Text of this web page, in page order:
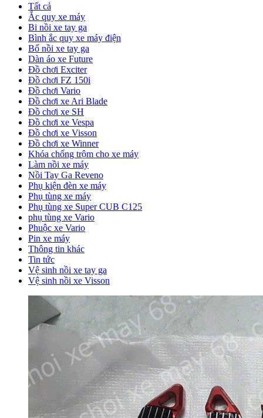
Tất cả
Ắc quy xe máy
Bi nồi xe tay ga
Bình ắc quy xe máy điện
Bố nồi xe tay ga
Dàn áo xe Future
Đồ chơi Exciter
Đồ chơi FZ 150i
Đồ chơi Vario
Đồ chơi xe Ari Blade
Đồ chơi xe SH
Đồ chơi xe Vespa
Đồ chơi xe Visson
Đồ chơi xe Winner
Khóa chống trộm cho xe máy
Làm nồi xe máy
Nồi Tay Ga Reveno
Phụ kiện đèn xe máy
Phụ tùng xe máy
Phụ tùng xe Super CUB C125
phụ tùng xe Vario
Phuộc xe Vario
Pin xe máy
Thông tin khác
Tin tức
Vệ sinh nồi xe tay ga
Vệ sinh nồi xe Visson